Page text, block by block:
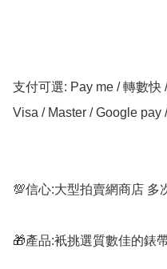
支付可選: Pay me / 轉數快
Visa / Master / Google pay
💯信心:大型拍賣網商店 多
🎁產品:衹挑選質數佳的錶